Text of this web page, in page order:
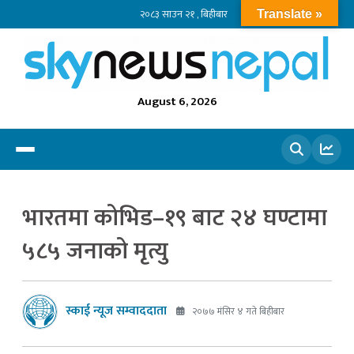
२०८३ साउन २१ , बिहीबार
August 6, 2026
भारतमा कोभिड–१९ बाट २४ घण्टामा
५८५ जनाको मृत्यु
स्काई न्यूज सम्वाददाता २०७७ मंसिर ४ गते बिहीबार
Translate »